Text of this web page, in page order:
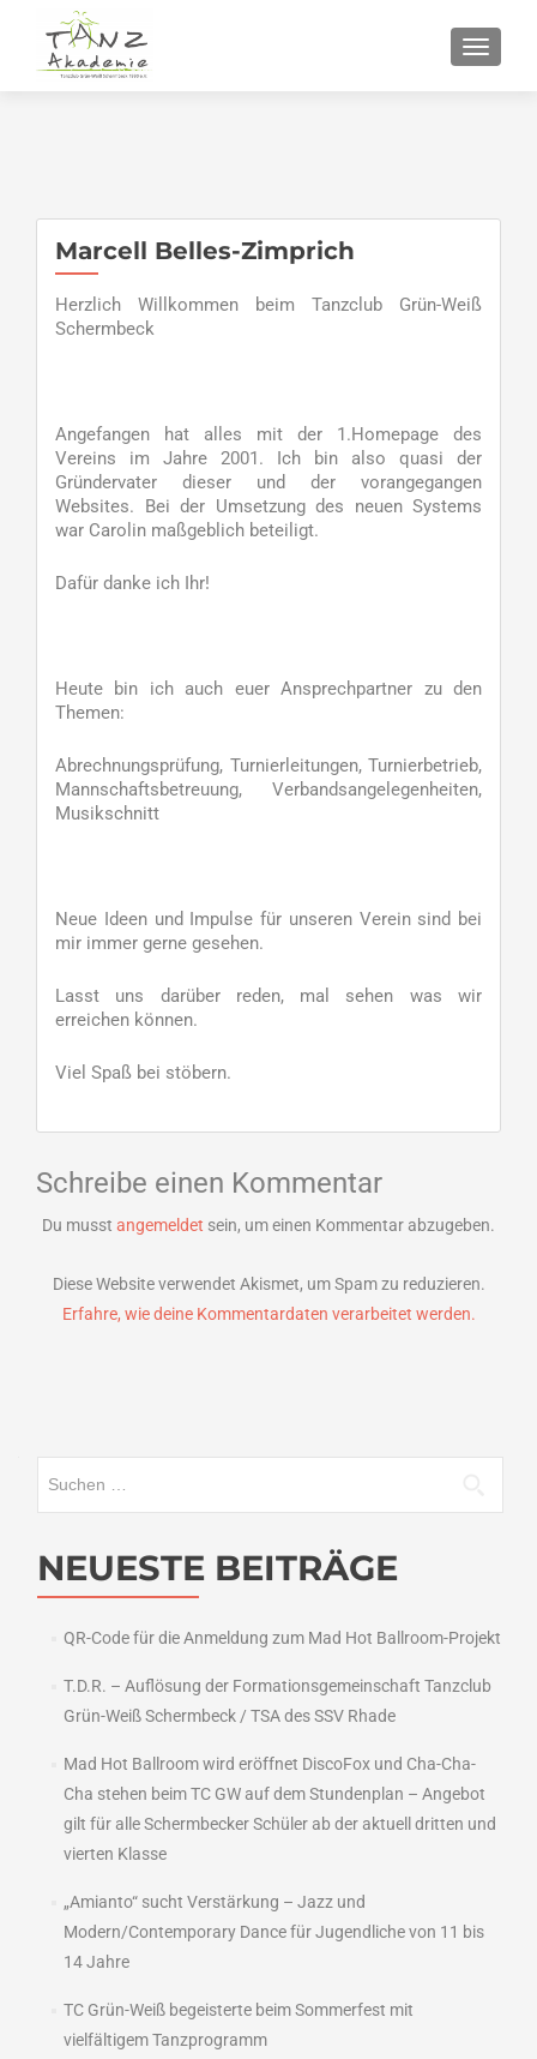
Marcell Belles-Zimprich
Herzlich Willkommen beim Tanzclub Grün-Weiß
Schermbeck
Angefangen hat alles mit der 1.Homepage des
Vereins im Jahre 2001. Ich bin also quasi der
Gründervater dieser und der vorangegangen
Websites. Bei der Umsetzung des neuen Systems
war Carolin maßgeblich beteiligt.
Dafür danke ich Ihr!
Heute bin ich auch euer Ansprechpartner zu den
Themen:
Abrechnungsprüfung, Turnierleitungen, Turnierbetrieb,
Mannschaftsbetreuung, Verbandsangelegenheiten,
Musikschnitt
Neue Ideen und Impulse für unseren Verein sind bei
mir immer gerne gesehen.
Lasst uns darüber reden, mal sehen was wir
erreichen können.
Viel Spaß bei stöbern.
Schreibe einen Kommentar
Du musst angemeldet sein, um einen Kommentar abzugeben.
Diese Website verwendet Akismet, um Spam zu reduzieren.
Erfahre, wie deine Kommentardaten verarbeitet werden.
NEUESTE BEITRÄGE
QR-Code für die Anmeldung zum Mad Hot Ballroom-Projekt
T.D.R. – Auflösung der Formationsgemeinschaft Tanzclub
Grün-Weiß Schermbeck / TSA des SSV Rhade
Mad Hot Ballroom wird eröffnet DiscoFox und Cha-Cha-
Cha stehen beim TC GW auf dem Stundenplan – Angebot
gilt für alle Schermbecker Schüler ab der aktuell dritten und
vierten Klasse
„Amianto“ sucht Verstärkung – Jazz und
Modern/Contemporary Dance für Jugendliche von 11 bis
14 Jahre
TC Grün-Weiß begeisterte beim Sommerfest mit
vielfältigem Tanzprogramm